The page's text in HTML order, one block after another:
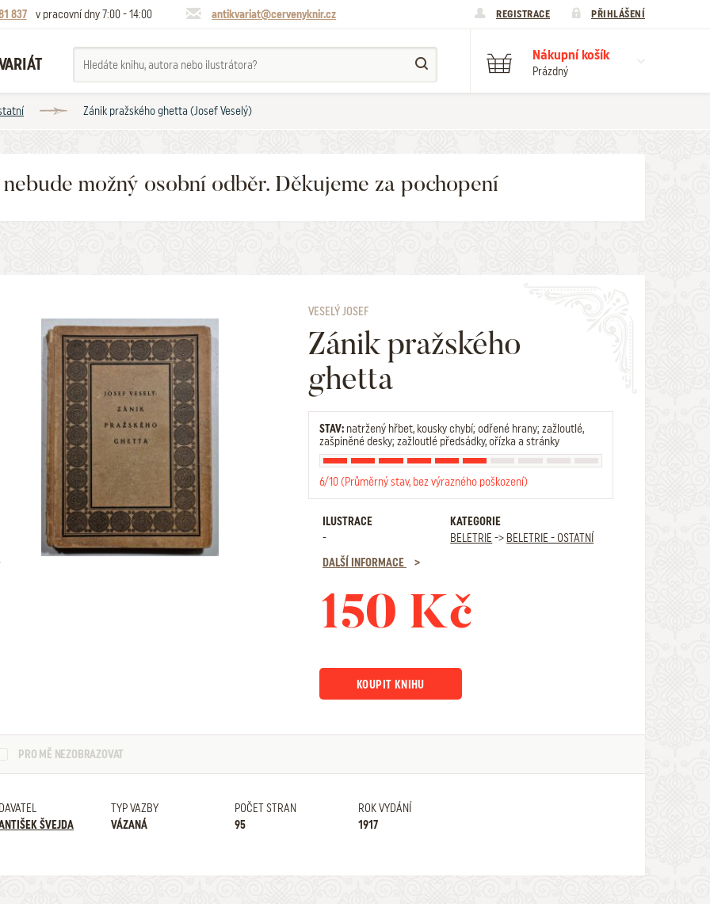
837 v pracovní dny 7:00 - 14:00 antikvariat@cervenyknir.cz REGISTRACE PŘIHLÁŠENÍ
Nákupní košík
Prázdný
Zánik pražského ghetta (Josef Veselý)
možný osobní odběr. Děkujeme za pochopení
VESELÝ JOSEF
Zánik pražského
ghetta
STAV: natržený hřbet, kousky chybí; odřené hrany; zažloutlé,
zašpiněné desky; zažloutlé předsádky, ořízka a stránky
6/10 (Průměrný stav, bez výrazného poškození)
ILUSTRACE
-
KATEGORIE
BELETRIE -> BELETRIE - OSTATNÍ
DALŠÍ INFORMACE
150 Kč
KOUPIT KNIHU
PRO MĚ NEZOBRAZOVAT
ŠVEJDA
TYP VAZBY
VÁZANÁ
POČET STRAN
95
ROK VYDÁNÍ
1917